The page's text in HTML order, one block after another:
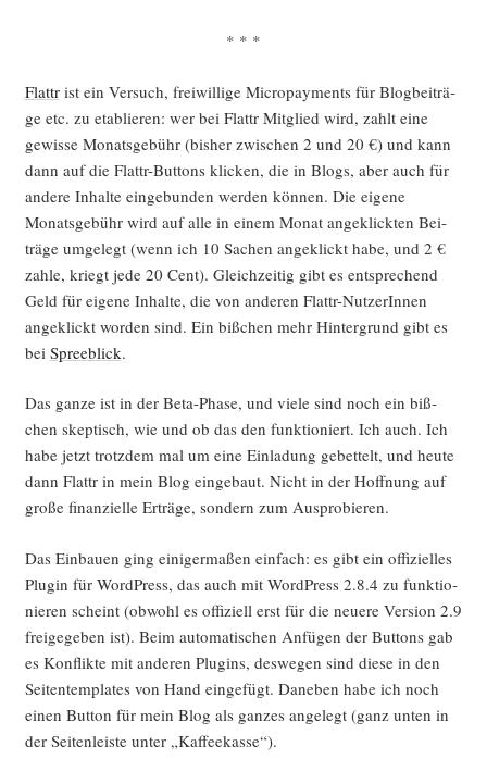
* * *
Flattrist ein Ver­such, frei­wil­li­ge Micro­pay­ments für Blog­bei­trä­
ge etc. zu eta­blie­ren: wer bei Flattr Mit­glied wird, zahlt eine
gewis­se Monats­ge­bühr (bis­her zwi­schen 2 und 20 €) und kann
dann auf die Flattr-But­tons kli­cken, die in Blogs, aber auch für
ande­re Inhal­te ein­ge­bun­den wer­den kön­nen. Die eige­ne
Monats­ge­bühr wird auf alle in einem Monat ange­klick­ten Bei­
trä­ge umge­legt (wenn ich 10 Sachen ange­klickt habe, und 2 €
zah­le, kriegt jede 20 Cent). Gleich­zei­tig gibt es ent­spre­chend
Geld für eige­ne Inhal­te, die von ande­ren Flattr-Nut­ze­rIn­nen
ange­klickt wor­den sind. Ein biß­chen mehr Hin­ter­grund gibt es
bei Spree­blick.
Das gan­ze ist in der Beta-Pha­se, und vie­le sind noch ein biß­
chen skep­tisch, wie und ob das den funk­tio­niert. Ich auch. Ich
habe jetzt trotz­dem mal um eine Ein­la­dung gebet­telt, und heu­te
dann Flattr in mein Blog ein­ge­baut. Nicht in der Hoff­nung auf
gro­ße finan­zi­el­le Erträ­ge, son­dern zum Ausprobieren.
Das Ein­bau­en ging eini­ger­ma­ßen ein­fach: es gibt ein offi­zi­el­les
Plug­in für Word­Press, das auch mit Word­Press 2.8.4 zu funk­tio­
nie­ren scheint (obwohl es offi­zi­ell erst für die neue­re Ver­si­on 2.9
frei­ge­ge­ben ist). Beim auto­ma­ti­schen Anfü­gen der But­tons gab
es Kon­flik­te mit ande­ren Plug­ins, des­we­gen sind die­se in den
Sei­ten­tem­pla­tes von Hand ein­ge­fügt. Dane­ben habe ich noch
einen But­ton für mein Blog als gan­zes ange­legt (ganz unten in
der Sei­ten­leis­te unter „Kaf­fee­kas­se“).